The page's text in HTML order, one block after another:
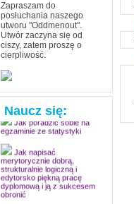
Zapraszam do
posłuchania naszego
utworu "Oddmenout".
Utwór zaczyna się od
ciszy, zatem proszę o
cierpliwość.
Naucz się:
Jak stworzyć fenomen
egzamin? Poznaj metody
mistrzów
Jak poradzić sobie na
egzaminie ze statystyki
Jak napisać
merytorycznie dobrą,
strukturalnie logiczną i
edytorsko piękną pracę
dyplomową i ją z sukcesem
obronić